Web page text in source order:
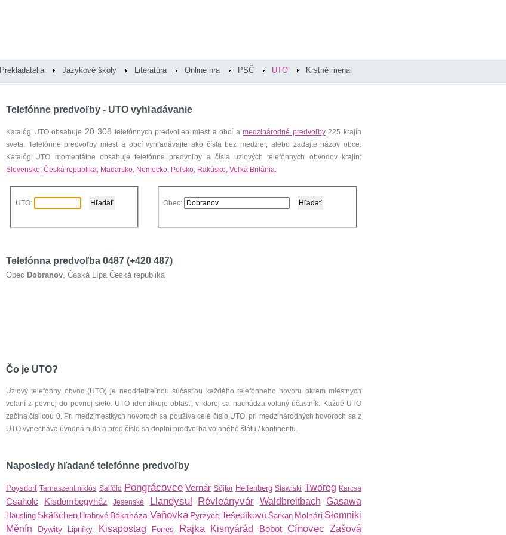
Prekladatelia Jazykové školy Literatúra Online hra PSČ UTO Krstné mená
Telefónne predvoľby - UTO vyhľadávanie
Katalóg UTO obsahuje 20 308 telefónnych predvolieb miest a obcí amedzinárodné predvoľby225 krajín
sveta. Telefónne predvoľby miest a obcí vyhľadávajte ako čísla bez medzier, alebo zadajte názov obce.
Katalóg UTO momentálne obsahuje telefónne predvoľby a čísla uzlových telefónnych obvodov krajín:
Slovensko, Česká republika, Maďarsko, Nemecko, Poľsko, Rakúsko, Veľká Británia.
UTO: Obec:
Telefónna predvoľba 0487 (+420 487)
Obec Dobranov, Česká Lípa Česká republika
Čo je UTO?
Uzlový telefónny obvoc (UTO) je neoddeliteľnou súčasťou každého telefónneho hovoru okrem miestnych
volaní z pevnej do pevnej siete. UTO identifikuje oblasť, v ktorej sa nachádza volaný účastník. Každé UTO
začína číslicou 0. Pri medzimestkých hovoroch sa používa celé číslo UTO, pri medzinárodných hovoroch sa z
UTO vynecháva úvodná nula a pred číslo sa doplní predvoľba volaného štátu / kontinentu.
Naposledy hľadané telefónne predvoľby
Poysdorf Tarnaszentmiklós Salföld Pongrácovce Vernár Söjtör Helfenberg Stawiski Tworog Karcsa
Csaholc Kisdombegyház Jesenské Llandysul Révleányvár Waldbreitbach Gasawa
Häusling Skäßchen Hrabové Bókaháza Vaňovka Pyrzyce Tešedíkovo Šarkan Molnári Słomniki
Měnín
Dywity Lipníky Kisapostag Forres Rajka Kisnyárád Bobot Cínovec Zašová